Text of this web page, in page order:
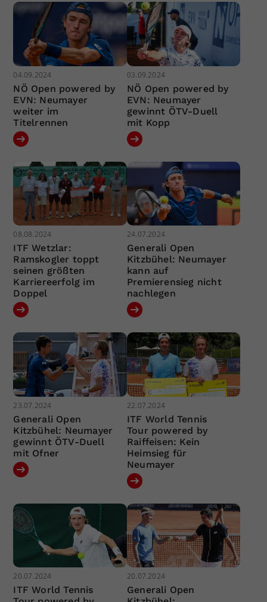
04.09.2024
NÖ Open powered by
EVN: Neumayer
weiter im
Titelrennen
03.09.2024
NÖ Open powered by
EVN: Neumayer
gewinnt ÖTV-Duell
mit Kopp
08.08.2024
ITF Wetzlar:
Ramskogler toppt
seinen größten
Karriereerfolg im
Doppel
24.07.2024
Generali Open
Kitzbühel: Neumayer
kann auf
Premierensieg nicht
nachlegen
23.07.2024
Generali Open
Kitzbühel: Neumayer
gewinnt ÖTV-Duell
mit Ofner
22.07.2024
ITF World Tennis
Tour powered by
Raiffeisen: Kein
Heimsieg für
Neumayer
20.07.2024
ITF World Tennis
20.07.2024
Generali Open